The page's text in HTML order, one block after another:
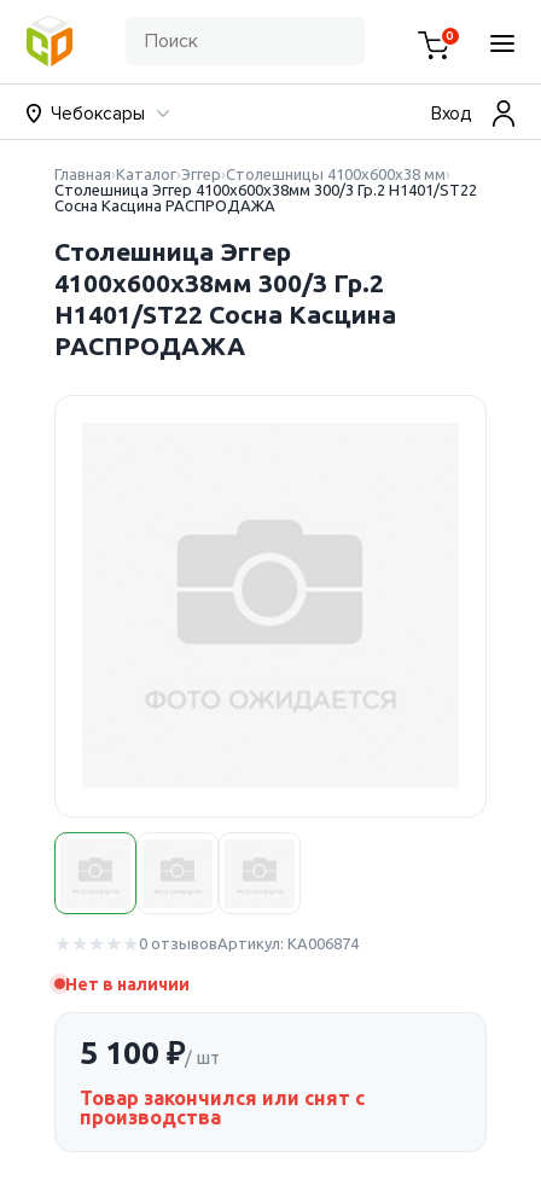
0
Чебоксары Вход
Главная Каталог Эггер Столешницы 4100х600х38 мм
Столешница Эггер 4100х600х38мм 300/3 Гр.2 H1401/ST22
Сосна Касцина РАСПРОДАЖА
Столешница Эггер
4100х600х38мм 300/3 Гр.2
H1401/ST22 Сосна Касцина
РАСПРОДАЖА
0 отзывовАртикул: КА006874
Нет в наличии
5 100 ₽/ шт
Товар закончился или снят с
производства